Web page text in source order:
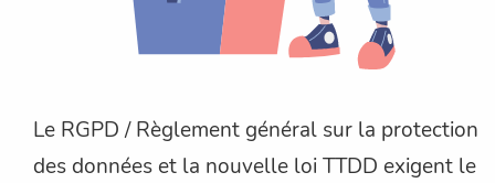
Le RGPD / Règlement général sur la protection
des données et la nouvelle loi TTDD exigent le